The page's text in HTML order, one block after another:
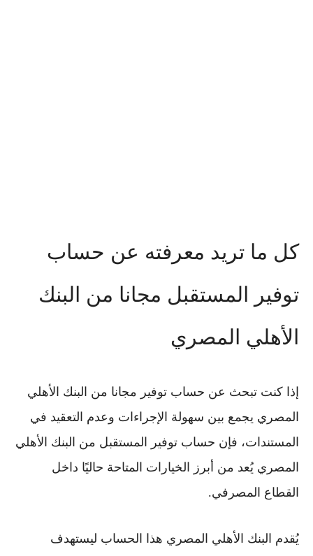
كل ما تريد معرفته عن حساب
توفير المستقبل مجانا من البنك
الأهلي المصري
إذا كنت تبحث عن حساب توفير مجانا من البنك الأهلي
المصري يجمع بين سهولة الإجراءات وعدم التعقيد في
المستندات، فإن حساب توفير المستقبل من البنك الأهلي
المصري يُعد من أبرز الخيارات المتاحة حاليًا داخل
القطاع المصرفي.
يُقدم البنك الأهلي المصري هذا الحساب ليستهدف